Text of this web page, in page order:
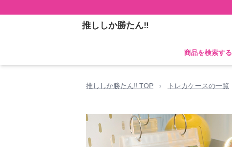
推ししか勝たん‼
商品を検索する
推ししか勝たん‼ TOP › トレカケースの一覧